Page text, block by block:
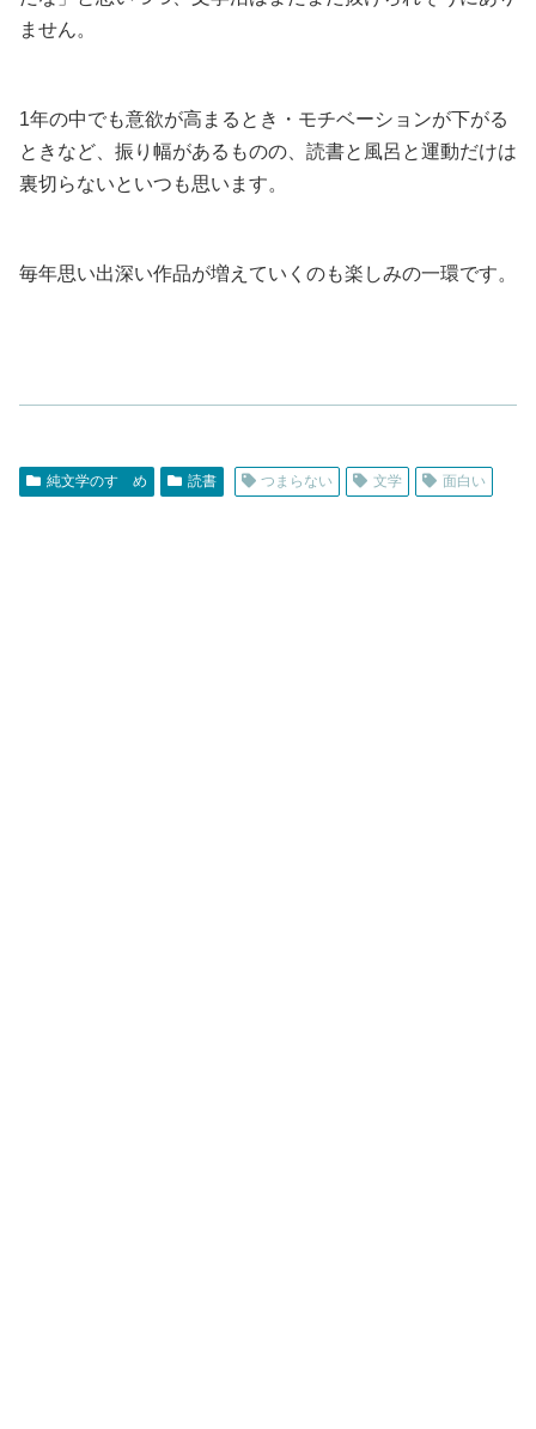
ません。
1年の中でも意欲が高まるとき・モチベーションが下がる
ときなど、振り幅があるものの、読書と風呂と運動だけは
裏切らないといつも思います。
毎年思い出深い作品が増えていくのも楽しみの一環です。
純文学のすゝめ 読書 つまらない 文学 面白い